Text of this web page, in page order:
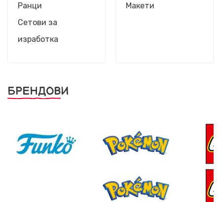
Ранци
Сетови за
изработка
Макети
БРЕНДОВИ